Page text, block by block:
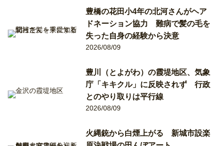
豊橋の花田小4年の北河さんがヘア
ドネーション協力 難病で髪の毛を
失った自身の経験から決意
2026/08/09
豊川（とよがわ）の霞堤地区、気象
庁「キキクル」に反映されず 行政
とのやり取りは平行線
2026/08/09
火縄銃から白煙上がる 新城市設楽